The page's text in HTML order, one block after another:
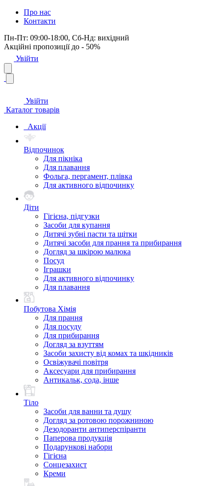
Про нас
Контакти
Пн-Пт: 09:00-18:00, Сб-Нд: вихідний
Акційні пропозиції до - 50%
Увійти
Увійти
Каталог товарів
Акції
Відпочинок
Для пікніка
Для плавання
Фольга, пергамент, плівка
Для активного відпочинку
Діти
Гігієна, підгузки
Засоби для купання
Дитячі зубні пасти та щітки
Дитячі засоби для прання та прибирання
Догляд за шкірою малюка
Посуд
Іграшки
Для активного відпочинку
Для плавання
Побутова Хімія
Для прання
Для посуду
Для прибирання
Догляд за взуттям
Засоби захисту від комах та шкідників
Освіжувачі повітря
Аксесуари для прибирання
Антикальк, сода, інше
Тіло
Засоби для ванни та душу
Догляд за ротовою порожниною
Дезодоранти антиперспіранти
Паперова продукція
Подарункові набори
Гігієна
Сонцезахист
Креми